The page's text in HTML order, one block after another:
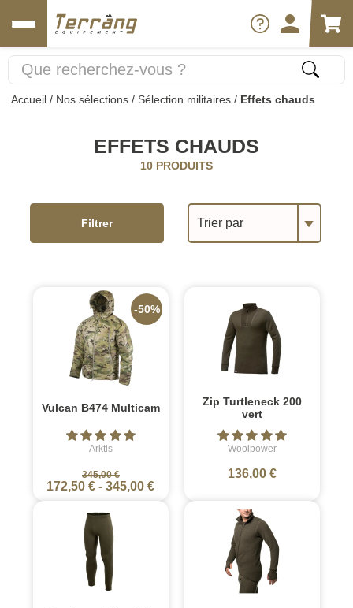
Accueil / Nos sélections / Sélection militaires / Effets chauds
EFFETS CHAUDS
10 PRODUITS
Trier par
Filtrer
Vulcan B474 Multicam
Arktis
345,00 €
172,50 € -345,00 €
-50%
Zip Turtleneck 200
vert
Woolpower
136,00 €